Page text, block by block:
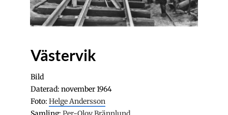
Västervik
Bild
Daterad: november 1964
Foto: Helge Andersson